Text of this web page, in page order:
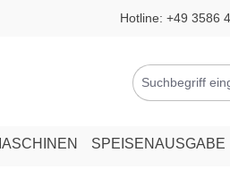
Hotline: +49 3586
SPEISENAUSGABE